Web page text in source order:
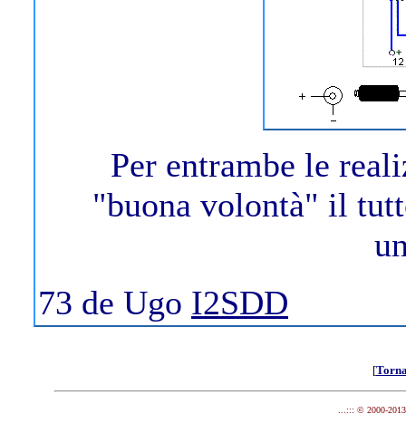
Per entrambe le
"buona volontà" il
73 de Ugo I2SDD
[
...::: © 2000-